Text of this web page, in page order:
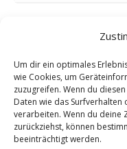
Um dir ein optimales
wie Cookies, um
zuzugreifen. Wenn du
Daten wie das
verarbeiten. Wenn du deine
zurückziehst, können
beeinträchtigt werden.
Hinterlasse einen
An der Diskussion